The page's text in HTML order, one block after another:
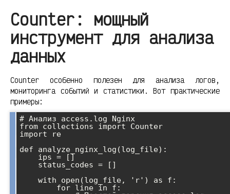
Counter: мощный
инструмент для анализа
данных
Counter особенно полезен для анализа логов,
мониторинга событий и статистики. Вот практические
примеры:
# Анализ access.log Nginx
from collections import Counter
import re
def analyze_nginx_log(log_file):